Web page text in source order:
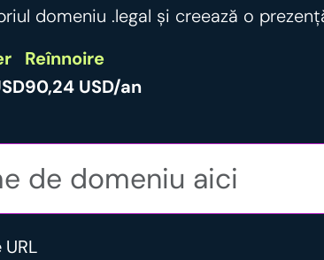
domeniu .legal și creează o
Reînnoire
90,24 USD/an